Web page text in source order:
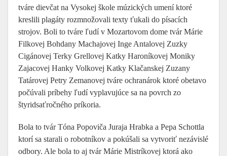
tváre dievčat na Vysokej škole múzických umení ktoré
kreslili plagáty rozmnožovali texty ťukali do písacích
strojov. Boli to tváre ľudí v Mozartovom dome tvár Márie
Filkovej Bohdany Machajovej Inge Antalovej Zuzky
Cigánovej Terky Grellovej Katky Haroníkovej Moniky
Zajacovej Hanky Volkovej Katky Klačanskej Zuzany
Tatárovej Petry Zemanovej tváre ochranárok ktoré obetavo
počúvali príbehy ľudí vyplavujúce sa na povrch zo
štyridsaťročného príkoria.
Bola to tvár Tóna Popoviča Juraja Hrabka a Pepa Schottla
ktorí sa starali o robotníkov a pokúšali sa vytvoriť nezávislé
odbory. Ale bola to aj tvár Márie Mistríkovej ktorá ako